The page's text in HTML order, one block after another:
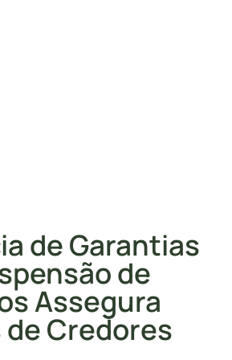
de Garantias
de
Assegura
Credores